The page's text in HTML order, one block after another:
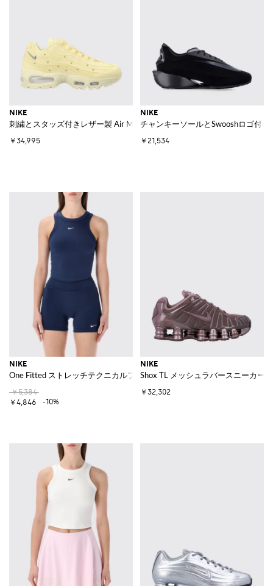
NIKE
刺繍とスタッズ付きレザー製 Air Max 95 Big Bubble スニーカー
￥34,995
NIKE
チャンキーソールとSwooshロゴ付
￥21,534
NIKE
One Fitted ストレッチテクニカルファブリック製スポーツトップ
￥5,384
￥4,846
-10%
NIKE
Shox TL メッシュラバースニーカー
￥32,302